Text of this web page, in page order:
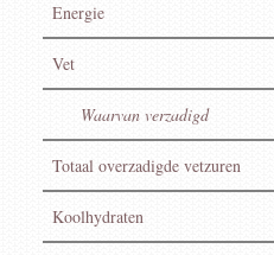
Energie
Vet
Waarvan verzadigd
Totaal overzadigde vetzuren
Koolhydraten